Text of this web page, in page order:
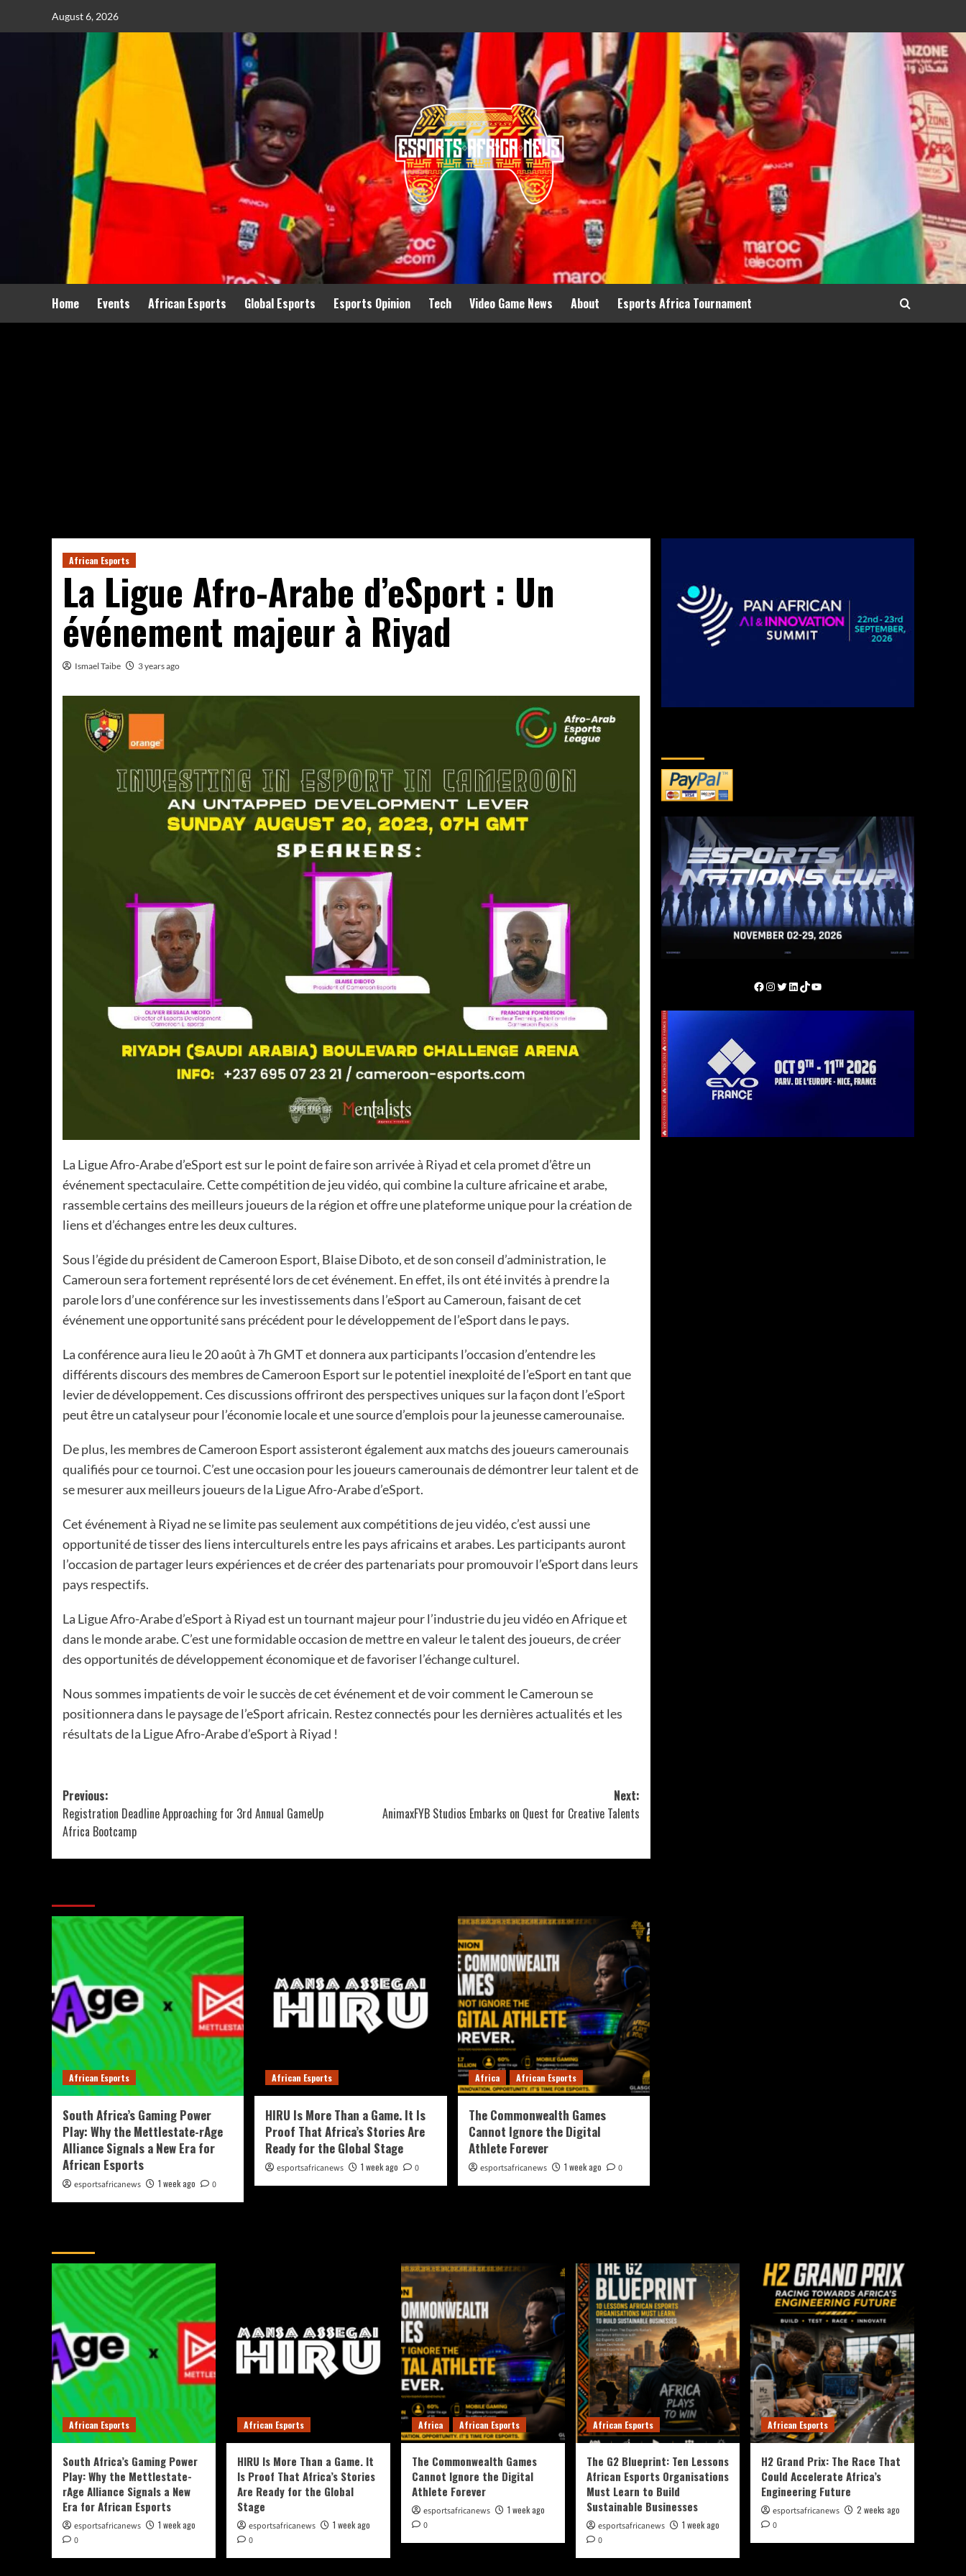
August 6, 2026
Home Events African Esports Global Esports Esports Opinion Tech Video Game News About Esports Africa Tournament
African Esports
La Ligue Afro-Arabe d’eSport : Un
événement majeur à Riyad
Ismael Taibe 3 years ago
La Ligue Afro-Arabe d’eSport est sur le point de faire son arrivée à Riyad et cela promet d’être un
événement spectaculaire. Cette compétition de jeu vidéo, qui combine la culture africaine et arabe,
rassemble certains des meilleurs joueurs de la région et offre une plateforme unique pour la création de
liens et d’échanges entre les deux cultures.
Sous l’égide du président de Cameroon Esport, Blaise Diboto, et de son conseil d’administration, le
Cameroun sera fortement représenté lors de cet événement. En effet, ils ont été invités à prendre la
parole lors d’une conférence sur les investissements dans l’eSport au Cameroun, faisant de cet
événement une opportunité sans précédent pour le développement de l’eSport dans le pays.
La conférence aura lieu le 20 août à 7h GMT et donnera aux participants l’occasion d’entendre les
différents discours des membres de Cameroon Esport sur le potentiel inexploité de l’eSport en tant que
levier de développement. Ces discussions offriront des perspectives uniques sur la façon dont l’eSport
peut être un catalyseur pour l’économie locale et une source d’emplois pour la jeunesse camerounaise.
De plus, les membres de Cameroon Esport assisteront également aux matchs des joueurs camerounais
qualifiés pour ce tournoi. C’est une occasion pour les joueurs camerounais de démontrer leur talent et de
se mesurer aux meilleurs joueurs de la Ligue Afro-Arabe d’eSport.
Cet événement à Riyad ne se limite pas seulement aux compétitions de jeu vidéo, c’est aussi une
opportunité de tisser des liens interculturels entre les pays africains et arabes. Les participants auront
l’occasion de partager leurs expériences et de créer des partenariats pour promouvoir l’eSport dans leurs
pays respectifs.
La Ligue Afro-Arabe d’eSport à Riyad est un tournant majeur pour l’industrie du jeu vidéo en Afrique et
dans le monde arabe. C’est une formidable occasion de mettre en valeur le talent des joueurs, de créer
des opportunités de développement économique et de favoriser l’échange culturel.
Nous sommes impatients de voir le succès de cet événement et de voir comment le Cameroun se
positionnera dans le paysage de l’eSport africain. Restez connectés pour les dernières actualités et les
résultats de la Ligue Afro-Arabe d’eSport à Riyad !
Previous:
Registration Deadline Approaching for 3rd Annual GameUp
Africa Bootcamp
Next:
AnimaxFYB Studios Embarks on Quest for Creative Talents
African Esports
South Africa’s Gaming Power
Play: Why the Mettlestate-rAge
Alliance Signals a New Era for
African Esports
esportsafricanews 1 week ago 0
African Esports
HIRU Is More Than a Game. It Is
Proof That Africa’s Stories Are
Ready for the Global Stage
esportsafricanews 1 week ago 0
Africa African Esports
The Commonwealth Games
Cannot Ignore the Digital
Athlete Forever
esportsafricanews 1 week ago 0
African Esports
South Africa’s Gaming Power
Play: Why the Mettlestate-
rAge Alliance Signals a New
Era for African Esports
esportsafricanews
1 week ago
0
African Esports
HIRU Is More Than a Game. It
Is Proof That Africa’s Stories
Are Ready for the Global
Stage
esportsafricanews
1 week ago
0
Africa African Esports
The Commonwealth Games
Cannot Ignore the Digital
Athlete Forever
esportsafricanews
1 week ago
0
African Esports
The G2 Blueprint: Ten Lessons
African Esports Organisations
Must Learn to Build
Sustainable Businesses
esportsafricanews
1 week ago
0
African Esports
H2 Grand Prix: The Race That
Could Accelerate Africa’s
Engineering Future
esportsafricanews
2 weeks ago
0